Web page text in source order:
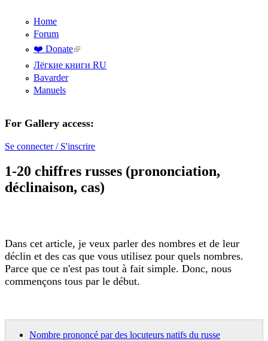
Home
Forum
❤️ Donate(le lien est externe)
Лёгкие книги RU
Bavarder
Manuels
L'échange
linguistique
linguistique
sur le
social
Pen4Pals
For Gallery access:
Se connecter / S'inscrire
1-20 chiffres russes (prononciation,
déclinaison, cas)
Dans cet article, je veux parler des nombres et de leur
déclin et des cas que vous utilisez pour quels nombres.
Parce que ce n'est pas tout à fait simple. Donc, nous
commençons tous par le début.
Nombre prononcé par des locuteurs natifs du russe